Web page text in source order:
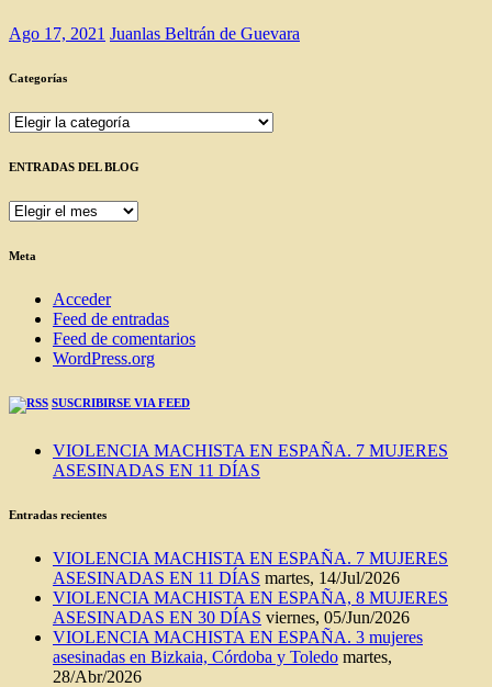
Ago 17, 2021 Juanlas Beltrán de Guevara
Categorías
Categorías
ENTRADAS DEL BLOG
ENTRADAS
BLOG
Meta
Acceder
Feed de entradas
Feed de comentarios
WordPress.org
SUSCRIBIRSE VIA FEED
VIOLENCIA MACHISTA EN ESPAÑA. 7 MUJERES
ASESINADAS EN 11 DÍAS
Entradas recientes
VIOLENCIA MACHISTA EN ESPAÑA. 7 MUJERES
ASESINADAS EN 11 DÍAS martes, 14/Jul/2026
VIOLENCIA MACHISTA EN ESPAÑA, 8 MUJERES
ASESINADAS EN 30 DÍAS viernes, 05/Jun/2026
VIOLENCIA MACHISTA EN ESPAÑA. 3 mujeres
asesinadas en Bizkaia, Córdoba y Toledo martes,
28/Abr/2026